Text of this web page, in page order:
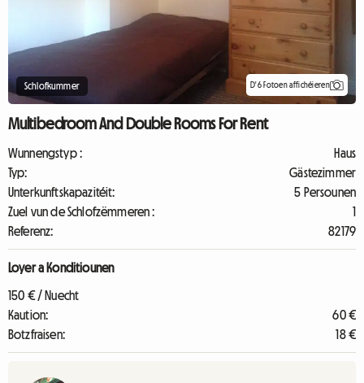
Schlofkummer D'6 Fotoen affichéieren
Multibedroom And Double Rooms For Rent
Wunnengstyp :
Haus
Typ:
Gästezimmer
Unterkunftskapazitéit:
5 Persounen
Zuel vun de Schlofzëmmeren :
1
Referenz:
82179
Loyer a Konditiounen
150 € / Nuecht
Kaution:
60 €
Botzfraisen:
18 €